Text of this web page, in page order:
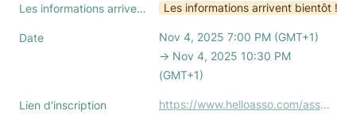
Les informations arrivent ! Les informations arrivent bientôt !
Date
Nov 4, 2025 7:00 PM (GMT+1)
→ Nov 4, 2025 10:30 PM
(GMT+1)
Lien d'inscription https://www.helloasso.com/associations/association-nationale-des-office-managers-boom/evenements/soiree-d-halloween-paris-novembre-2025